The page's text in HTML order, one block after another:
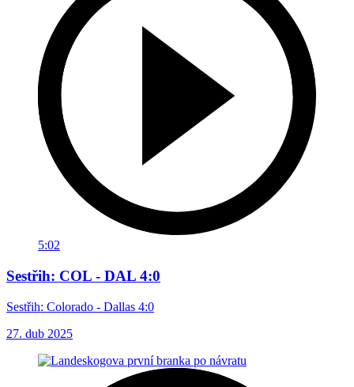
5:02
Sestřih: COL - DAL 4:0
Sestřih: Colorado - Dallas 4:0
27. dub 2025